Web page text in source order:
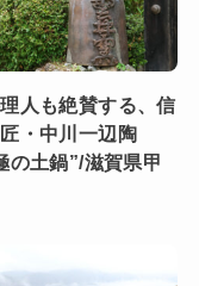
人も絶賛する、信
・中川一辺陶
の土鍋”/滋賀県甲